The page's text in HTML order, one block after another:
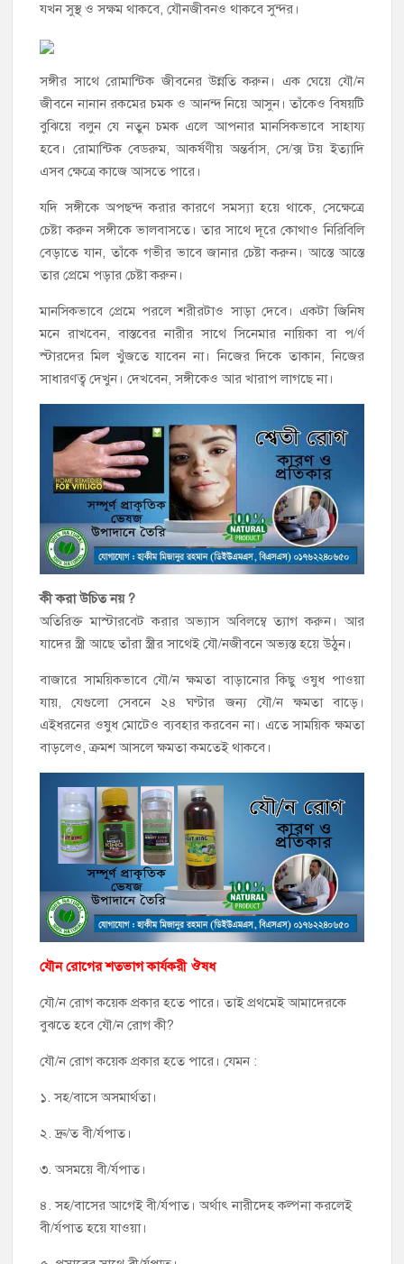
যখন সুস্থ ও সক্ষম থাকবে, যৌনজীবনও থাকবে সুন্দর।
সঙ্গীর সাথে রোমান্টিক জীবনের উন্নতি করুন। এক ঘেয়ে যৌ/ন
জীবনে নানান রকমের চমক ও আনন্দ নিয়ে আসুন। তাঁকেও বিষয়টি
বুঝিয়ে বলুন যে নতুন চমক এলে আপনার মানসিকভাবে সাহায্য
হবে। রোমান্টিক বেডরুম, আকর্ষণীয় অন্তর্বাস, সে/ক্স টয় ইত্যাদি
এসব ক্ষেত্রে কাজে আসতে পারে।
যদি সঙ্গীকে অপছন্দ করার কারণে সমস্যা হয়ে থাকে, সেক্ষেত্রে
চেষ্টা করুন সঙ্গীকে ভালবাসতে। তার সাথে দূরে কোথাও নিরিবিলি
বেড়াতে যান, তাঁকে গভীর ভাবে জানার চেষ্টা করুন। আস্তে আস্তে
তার প্রেমে পড়ার চেষ্টা করুন।
মানসিকভাবে প্রেমে পরলে শরীরটাও সাড়া দেবে। একটা জিনিষ
মনে রাখবেন, বাস্তবের নারীর সাথে সিনেমার নায়িকা বা প/র্ণ
স্টারদের মিল খুঁজতে যাবেন না। নিজের দিকে তাকান, নিজের
সাধারণত্ব দেখুন। দেখবেন, সঙ্গীকেও আর খারাপ লাগছে না।
কী করা উচিত নয় ?
অতিরিক্ত মাস্টারবেট করার অভ্যাস অবিলম্বে ত্যাগ করুন। আর
যাদের স্ত্রী আছে তাঁরা স্ত্রীর সাথেই যৌ/নজীবনে অভ্যস্ত হয়ে উঠুন।
বাজারে সাময়িকভাবে যৌ/ন ক্ষমতা বাড়ানোর কিছু ওষুধ পাওয়া
যায়, যেগুলো সেবনে ২৪ ঘণ্টার জন্য যৌ/ন ক্ষমতা বাড়ে।
এইধরনের ওষুধ মোটেও ব্যবহার করবেন না। এতে সাময়িক ক্ষমতা
বাড়লেও, ক্রমশ আসলে ক্ষমতা কমতেই থাকবে।
যৌন রোগের শতভাগ কার্যকরী ঔষধ
যৌ/ন রোগ কয়েক প্রকার হতে পারে। তাই প্রথমেই আমাদেরকে
বুঝতে হবে যৌ/ন রোগ কী?
যৌ/ন রোগ কয়েক প্রকার হতে পারে। যেমন :
১. সহ/বাসে অসমার্থতা।
২. দ্রু/ত বী/র্যপাত।
৩. অসময়ে বী/র্যপাত।
৪. সহ/বাসের আগেই বী/র্যপাত। অর্থাৎ নারীদেহ কল্পনা করলেই
বী/র্যপাত হয়ে যাওয়া।